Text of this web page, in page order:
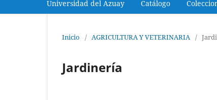
Universidad del Azuay Catálogo
Inicio / AGRICULTURA Y VETERINARIA /
Jardinería